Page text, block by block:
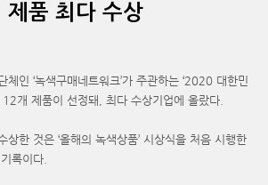
제품 최다 수상
체인 ‘녹색구매네트워크’가 주관하는 ‘2020 대한민
12개 제품이 선정돼, 최다 수상기업에 올랐다.
한 것은 ‘올해의 녹색상품’ 시상식을 처음 시행한
록이다.